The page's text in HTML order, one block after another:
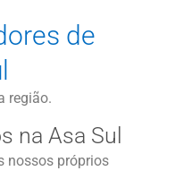
de
região.
na Asa Sul
nossos próprios